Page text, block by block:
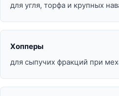
для угля, торфа и крупных
Хопперы
для сыпучих фракций при